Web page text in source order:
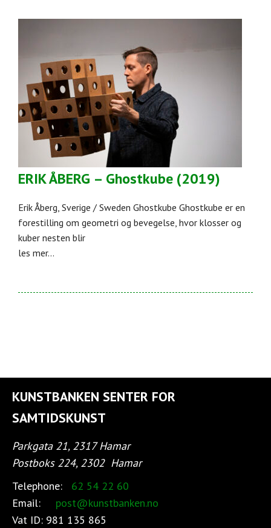
ERIK ÅBERG – Ghostkube (2019)
Erik Åberg, Sverige / Sweden Ghostkube Ghostkube er en
forestilling om geometri og bevegelse, hvor klosser og
kuber nesten blir
les mer...
KUNSTBANKEN SENTER FOR
SAMTIDSKUNST
Parkgata 21, 2317 Hamar
Postboks 224, 2302 Hamar
Telephone:
62 54 22 60
Email:
post@kunstbanken.no
Vat ID: 981 135 865